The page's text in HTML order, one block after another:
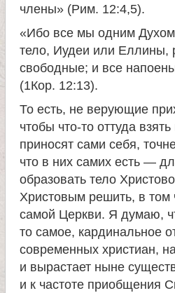
н
в
к
о
й
члены» (Рим. 12:4,5).
«Ибо все мы одним Духом
тело, Иудеи или Еллины,
свободные; и все
(1Кор. 12:13).
То есть, не верующие
чтобы что-то оттуда
приносят сами себя,
что в них самих есть —
образовать тело
Христовым решить, в том
самой Церкви. Я думаю,
то самое, кардинальное
современных христиан,
и вырастает ныне
и к частоте приобщения